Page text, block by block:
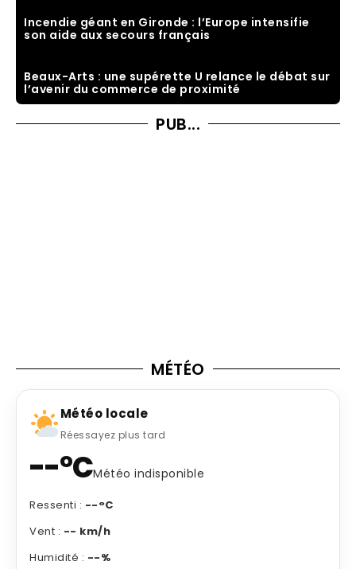
Incendie géant en Gironde : l’Europe intensifie
son aide aux secours français
Beaux-Arts : une supérette U relance le débat sur
l’avenir du commerce de proximité
PUB...
MÉTÉO
Météo locale
Réessayez plus tard
--°CMétéo indisponible
Ressenti : --°C
Vent : -- km/h
Humidité : --%